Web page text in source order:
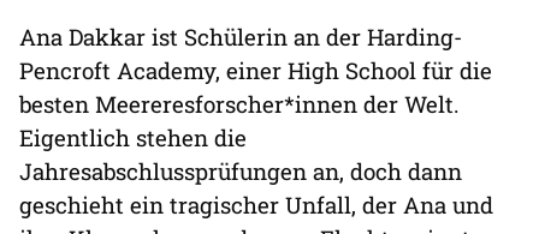
Ana Dakkar ist Schülerin an der Harding-
Pencroft Academy, einer High School für die
besten Meereresforscher*innen der Welt.
Eigentlich stehen die
Jahresabschlussprüfungen an, doch dann
geschieht ein tragischer Unfall, der Ana und